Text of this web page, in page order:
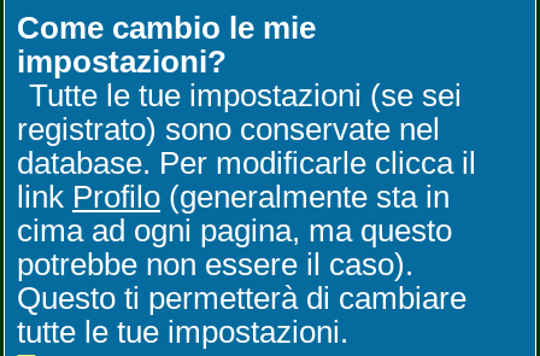
Come cambio le mie
impostazioni?
Tutte le tue impostazioni (se sei
registrato) sono conservate nel
database. Per modificarle clicca il
link Profilo (generalmente sta in
cima ad ogni pagina, ma questo
potrebbe non essere il caso).
Questo ti permetterà di cambiare
tutte le tue impostazioni.